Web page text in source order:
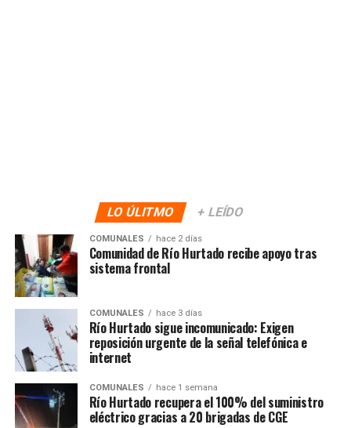
LO ÚLITMO + LEÍDO
COMUNALES hace 2 días
Comunidad de Río Hurtado recibe apoyo tras
sistema frontal
COMUNALES hace 3 días
Río Hurtado sigue incomunicado: Exigen
reposición urgente de la señal telefónica e
internet
COMUNALES hace 1 semana
Río Hurtado recupera el 100% del suministro
eléctrico gracias a 20 brigadas de CGE